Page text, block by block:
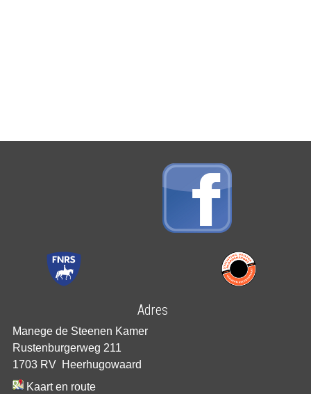
Adres
Manege de Steenen Kamer
Rustenburgerweg 211
1703 RV Heerhugowaard
Kaart en route